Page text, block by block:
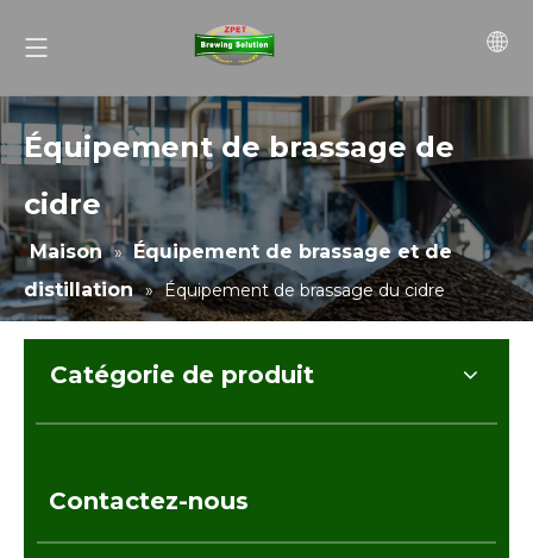
Équipement de brassage de
cidre
Maison » Équipement de brassage et de
distillation » Équipement de brassage du cidre
Catégorie de produit
Contactez-nous